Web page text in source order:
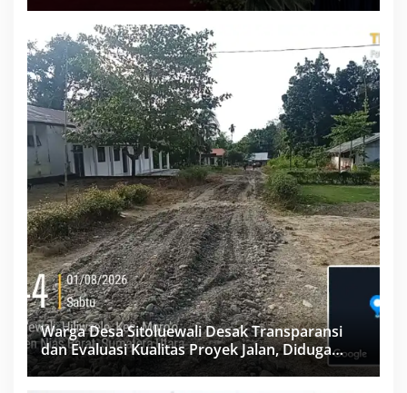
Warga Desa Sitoluewali Desak Transparansi
dan Evaluasi Kualitas Proyek Jalan, Diduga
Minim Informasi